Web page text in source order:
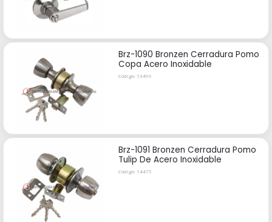
Brz-1090 Bronzen Cerradura Pomo
Copa Acero Inoxidable
Código: 13499
Brz-1091 Bronzen Cerradura Pomo
Tulip De Acero Inoxidable
Código: 14475